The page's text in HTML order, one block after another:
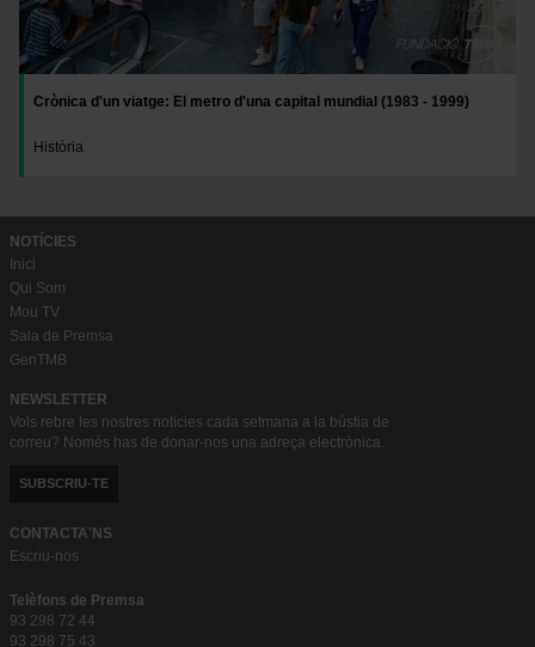
Crònica d'un viatge: El metro d'una capital mundial (1983 - 1999)
Història
NOTÍCIES
Inici
Qui Som
Mou TV
Sala de Premsa
GenTMB
NEWSLETTER
Vols rebre les nostres notícies cada setmana a la bústia de
correu? Només has de donar-nos una adreça electrònica.
SUBSCRIU-TE
CONTACTA'NS
Escriu-nos
Telèfons de Premsa
93 298 72 44
93 298 75 43